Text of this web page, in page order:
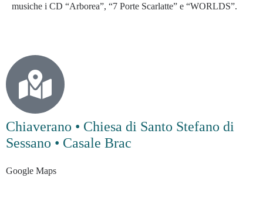
musiche i CD “Arborea”, “7 Porte Scarlatte” e “WORLDS”.
Chiaverano • Chiesa di Santo Stefano di
Sessano • Casale Brac
Google Maps